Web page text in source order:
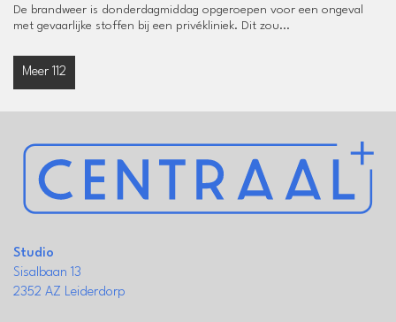
De brandweer is donderdagmiddag opgeroepen voor een ongeval
met gevaarlijke stoffen bij een privékliniek. Dit zou...
Meer 112
Studio
Sisalbaan 13
2352 AZ Leiderdorp